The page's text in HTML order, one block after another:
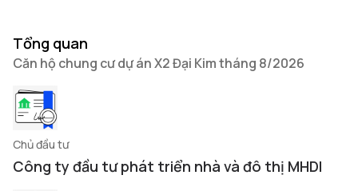
Tổng quan
Căn hộ chung cư dự án X2 Đại Kim tháng 8/2026
Chủ đầu tư
Công ty đầu tư phát triển nhà và đô thị MHDI